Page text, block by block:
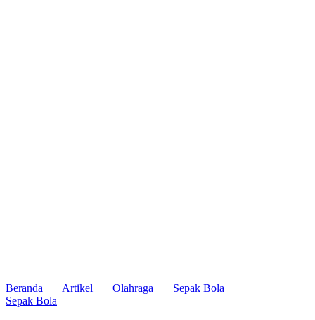
Beranda Artikel Olahraga
Sepak Bola
Sepak Bola